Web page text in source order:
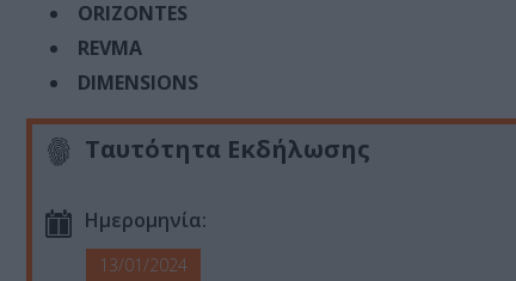
ORIZONTES
REVMA
DIMENSIONS
Ταυτότητα Εκδήλωσης
Ημερομηνία:
13/01/2024